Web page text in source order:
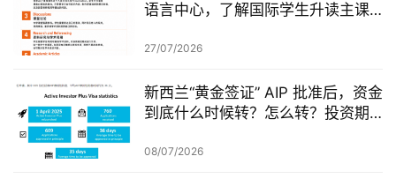
语言中心，了解国际学生升读主课
27/07/2026
新西兰“黄金签证” AIP 批准后，资金
到底什么时候转？怎么转？投资期
08/07/2026